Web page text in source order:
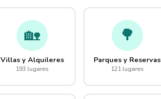
🏡
Villas y Alquileres
193 lugares
🌳
Parques y Reservas
121 lugares